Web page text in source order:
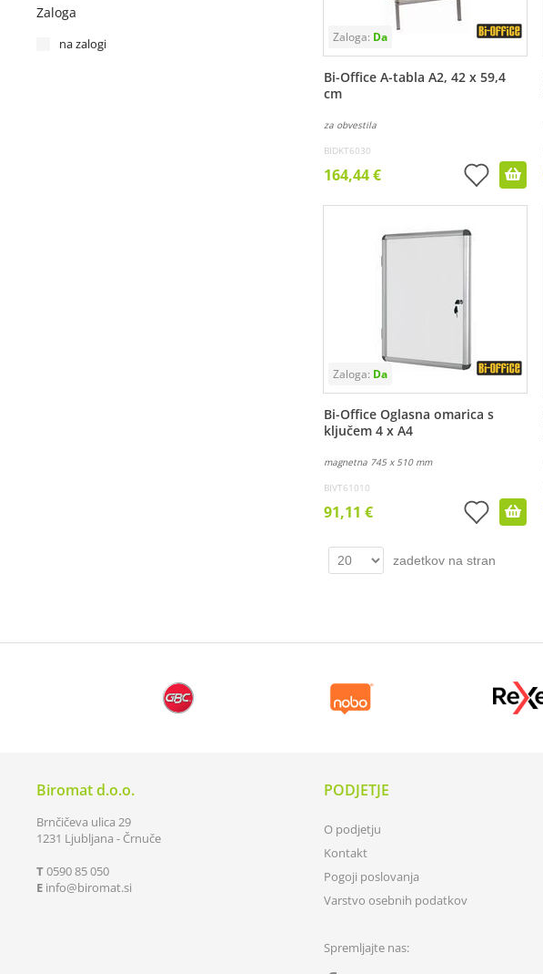
Zaloga
na zalogi
Bi-Office A-tabla A2, 42 x 59,4
cm
za obvestila
BIDKT6030
164,44 €
Bi-Office Oglasna omarica s
ključem 4 x A4
magnetna 745 x 510 mm
BIVT61010
91,11 €
zadetkov na stran
Biromat d.o.o.
Brnčičeva ulica 29
1231 Ljubljana - Črnuče
T0590 85 050
E info biromat.si
PODJETJE
O podjetju
Kontakt
Pogoji poslovanja
Varstvo osebnih podatkov
Spremljajte nas: